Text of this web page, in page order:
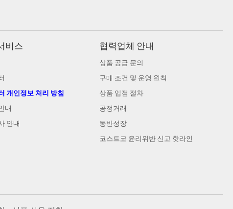
비스
개인정보 처리 방침
내
안내
협력업체 안내
상품 공급 문의
구매 조건 및 운영 원칙
상품 입점 절차
공정거래
동반성장
코스트코 윤리위반 신고 핫라인